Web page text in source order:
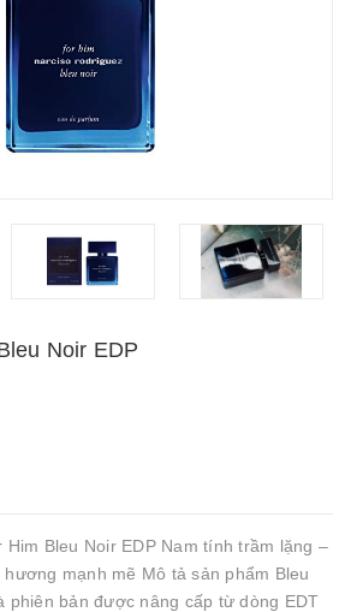
Noir EDP
Him Bleu Noir EDP Nam tính trầm lặng –
mạnh mẽ Mô tả sản phẩm Bleu
phiên bản được nâng cấp từ dòng EDT